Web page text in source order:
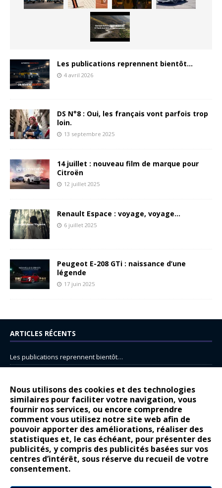
Nous utilisons des cookies et des technologies
similaires pour faciliter votre navigation, vous
fournir nos services, ou encore comprendre
comment vous utilisez notre site web afin de
pouvoir apporter des améliorations, réaliser des
statistiques et, le cas échéant, pour présenter des
publicités, y compris des publicités basées sur vos
centres d’intérêt, sous réserve du recueil de votre
consentement.
Les publications reprennent bientôt…
4 avril 2026
DS N°8 : Oui, les français vont parfois trop
loin.
13 septembre 2025
14 juillet : nouveau film de marque pour
Citroën
12 juillet 2025
Renault Espace : voyage, voyage…
6 juillet 2025
Peugeot E-208 GTi : naissance d’une
légende
17 juin 2025
ARTICLES RÉCENTS
Les publications reprennent bientôt…
14 juillet : nouveau film de marque pour Citroën
Renault Espace : voyage, voyage…
Peugeot E-208 GTi : naissance d’une légende
COMMENTAIRES RÉCENTS
Bernard DardartdansDacia Sandero : pour les gens vrais